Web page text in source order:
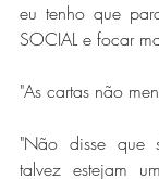
eu tenho que
SOCIAL e focar
"As cartas não
"Não disse que
talvez estejam